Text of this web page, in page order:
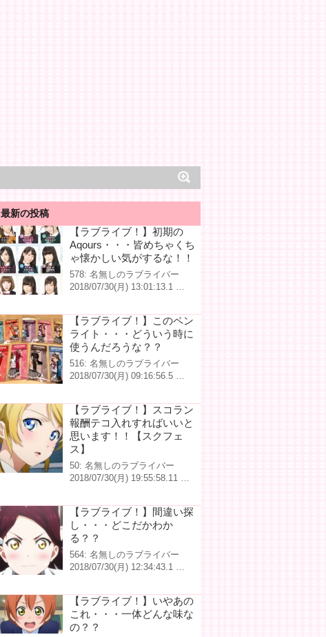
最新の投稿
【ラブライブ！】初期の
Aqours・・・皆めちゃくち
ゃ懐かしい気がするな！！
578: 名無しのラブライバー
2018/07/30(月) 13:01:13.1 …
【ラブライブ！】このペン
ライト・・・どういう時に
使うんだろうな？？
516: 名無しのラブライバー
2018/07/30(月) 09:16:56.5 …
【ラブライブ！】スコラン
報酬テコ入れすればいいと
思います！！【スクフェ
ス】
50: 名無しのラブライバー
2018/07/30(月) 19:55:58.11 …
【ラブライブ！】間違い探
し・・・どこだかわか
る？？
564: 名無しのラブライバー
2018/07/30(月) 12:34:43.1 …
【ラブライブ！】いやあの
これ・・・一体どんな味な
の？？